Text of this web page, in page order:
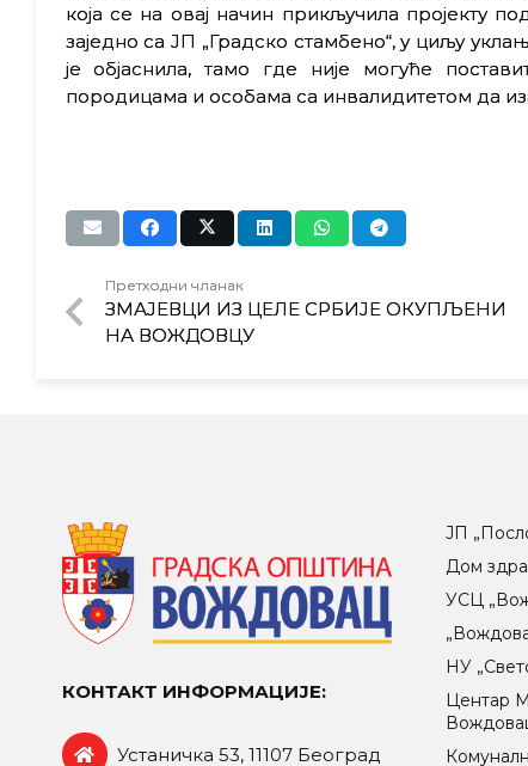
која се на овај начин прикључила пројекту
заједно са ЈП „Градско стамбено“, у циљу
је објаснила, тамо где није могуће
породицама и особама са инвалидитетом да
Претходни чланак
ЗМАЈЕВЦИ ИЗ ЦЕЛЕ СРБИЈЕ ОКУПЉЕНИ
НА ВОЖДОВЦУ
КОНТАКТ ИНФОРМАЦИЈЕ:
Устаничка 53, 11107 Београд
ЈП
Дом
УСЦ
НУ
Центар